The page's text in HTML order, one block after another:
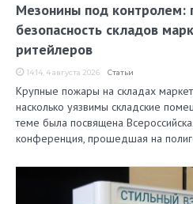
Мезонины под контролем:
безопасность складов
ритейлеров
14:14, 4 августа 2026 Статьи
Крупные пожары на складах
насколько уязвимы складские
теме была посвящена
конференция, прошедшая на